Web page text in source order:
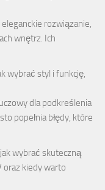
rozwiązanie,
wnętrz. Ich
wybrać styl i funkcję,
dla podkreślenia
popełnia błędy, które
wybrać skuteczną
oraz kiedy warto